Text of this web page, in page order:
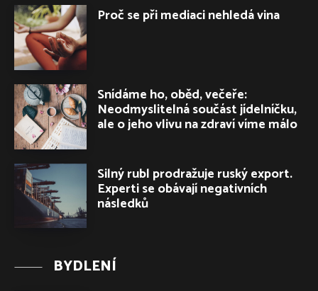
Proč se při mediaci nehledá vina
Snídáme ho, oběd, večeře:
Neodmyslitelná součást jídelníčku,
ale o jeho vlivu na zdraví víme málo
Silný rubl prodražuje ruský export.
Experti se obávají negativních
následků
BYDLENÍ